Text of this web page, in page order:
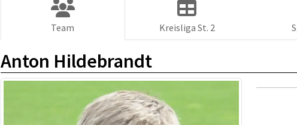
Team Kreisliga St. 2
Anton Hildebrandt